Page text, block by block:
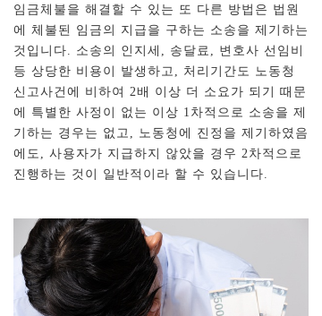
임금체불을 해결할 수 있는 또 다른 방법은 법원
에 체불된 임금의 지급을 구하는 소송을 제기하는
것입니다. 소송의 인지세, 송달료, 변호사 선임비
등 상당한 비용이 발생하고, 처리기간도 노동청
신고사건에 비하여 2배 이상 더 소요가 되기 때문
에 특별한 사정이 없는 이상 1차적으로 소송을 제
기하는 경우는 없고, 노동청에 진정을 제기하였음
에도, 사용자가 지급하지 않았을 경우 2차적으로
진행하는 것이 일반적이라 할 수 있습니다.